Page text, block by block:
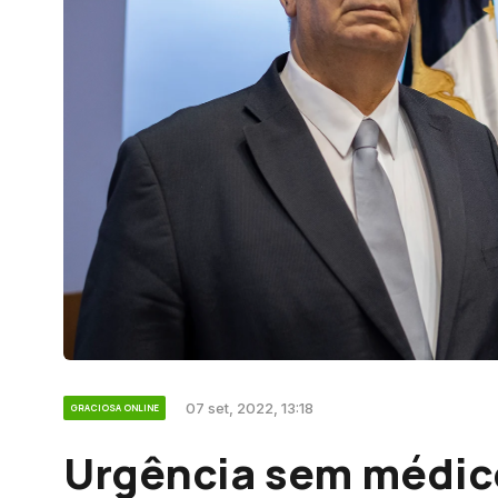
GRACIOSA ONLINE 07 set, 2022, 13:18
Urgência sem